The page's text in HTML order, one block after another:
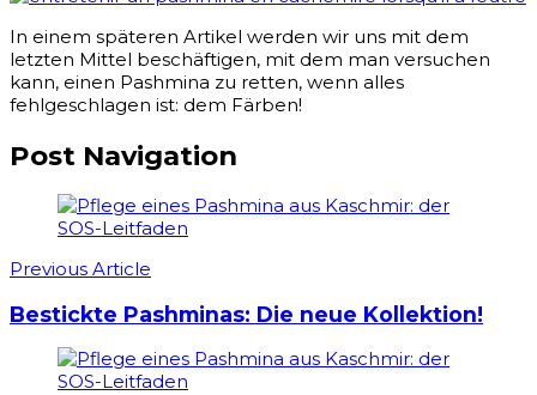
In einem späteren Artikel werden wir uns mit dem
letzten Mittel beschäftigen, mit dem man versuchen
kann, einen Pashmina zu retten, wenn alles
fehlgeschlagen ist: dem Färben!
Post Navigation
Previous Article
Bestickte Pashminas: Die neue Kollektion!